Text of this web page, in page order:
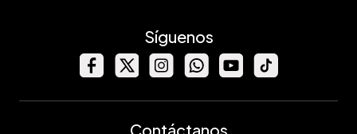
Síguenos
Contáctanos